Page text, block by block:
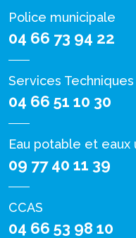
Police municipale
04 66 73 94 22
Services Techniques
04 66 51 10 30
Eau potable et eaux
09 77 40 11 39
CCAS
04 66 53 98 10